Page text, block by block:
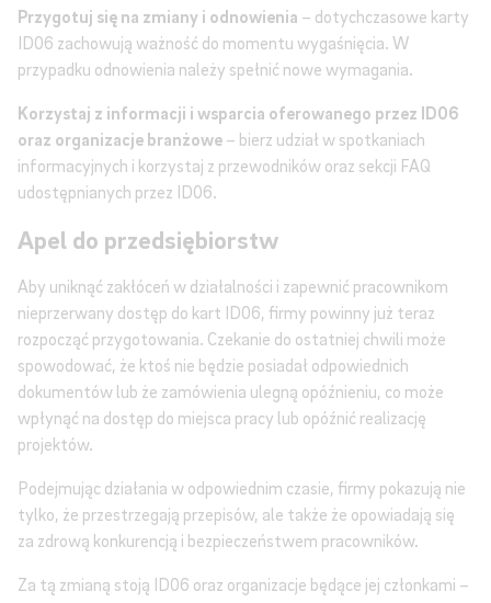
Przygotuj się na zmiany i odnowienia – dotychczasowe karty
ID06 zachowują ważność do momentu wygaśnięcia. W
przypadku odnowienia należy spełnić nowe wymagania.
Korzystaj z informacji i wsparcia oferowanego przez ID06
oraz organizacje branżowe – bierz udział w spotkaniach
informacyjnych i korzystaj z przewodników oraz sekcji FAQ
udostępnianych przez ID06.
Apel do przedsiębiorstw
Aby uniknąć zakłóceń w działalności i zapewnić pracownikom
nieprzerwany dostęp do kart ID06, firmy powinny już teraz
rozpocząć przygotowania. Czekanie do ostatniej chwili może
spowodować, że ktoś nie będzie posiadał odpowiednich
dokumentów lub że zamówienia ulegną opóźnieniu, co może
wpłynąć na dostęp do miejsca pracy lub opóźnić realizację
projektów.
Podejmując działania w odpowiednim czasie, firmy pokazują nie
tylko, że przestrzegają przepisów, ale także że opowiadają się
za zdrową konkurencją i bezpieczeństwem pracowników.
Za tą zmianą stoją ID06 oraz organizacje będące jej członkami –